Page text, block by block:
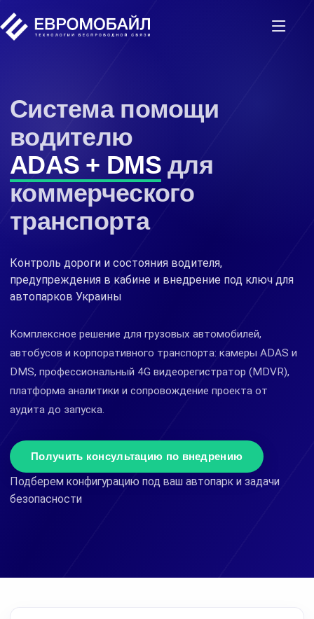
Система помощи
водителю
ADAS + DMSдля
коммерческого
транспорта
Контроль дороги и состояния водителя,
предупреждения в кабине и внедрение под ключ для
автопарков Украины
Комплексное решение для грузовых автомобилей,
автобусов и корпоративного транспорта: камеры ADAS и
DMS, профессиональный 4G видеорегистратор (MDVR),
платформа аналитики и сопровождение проекта от
аудита до запуска.
Получить консультацию по внедрению
Подберем конфигурацию под ваш автопарк и задачи
безопасности